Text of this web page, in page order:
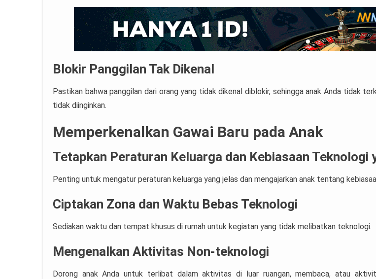
Blokir Panggilan Tak Dikenal
Pastikan bahwa panggilan dari orang yang tidak dikenal diblokir, sehingga anak Anda tidak
tidak diinginkan.
Memperkenalkan Gawai Baru pada Anak
Tetapkan Peraturan Keluarga dan Kebiasaan Teknologi
Penting untuk mengatur peraturan keluarga yang jelas dan mengajarkan anak tentang
Ciptakan Zona dan Waktu Bebas Teknologi
Sediakan waktu dan tempat khusus di rumah untuk kegiatan yang tidak melibatkan teknologi.
Mengenalkan Aktivitas Non-teknologi
Dorong anak Anda untuk terlibat dalam aktivitas di luar ruangan, membaca, atau